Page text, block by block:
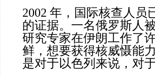
2002 年，国际核查人员
的证据。一名俄罗斯人
研究专家在伊朗工作了
鲜，想要获得核威慑能
是对于以色列来说，对